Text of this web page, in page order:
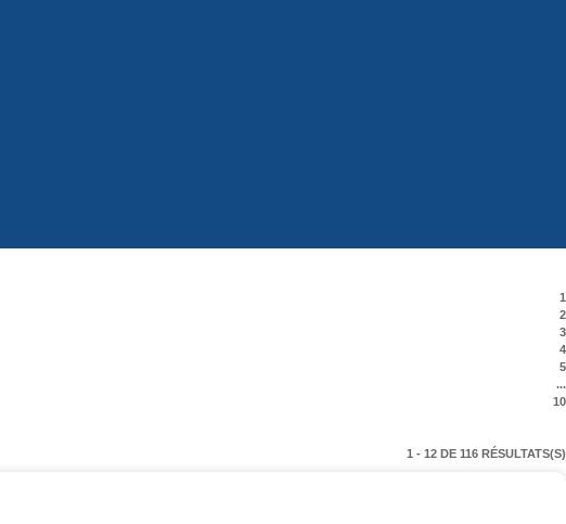
1
2
3
4
5
...
10
1 - 12 DE 116 RÉSULTATS(S)